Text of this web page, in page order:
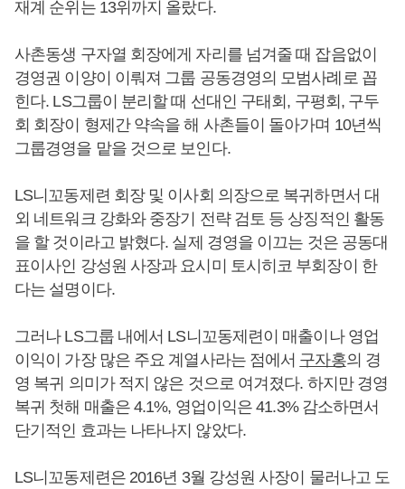
재계 순위는 13위까지 올랐다.
사촌동생 구자열 회장에게 자리를 넘겨줄 때 잡음없이
경영권 이양이 이뤄져 그룹 공동경영의 모범사례로 꼽
힌다. LS그룹이 분리할 때 선대인 구태회, 구평회, 구두
회 회장이 형제간 약속을 해 사촌들이 돌아가며 10년씩
그룹경영을 맡을 것으로 보인다.
LS니꼬동제련 회장 및 이사회 의장으로 복귀하면서 대
외 네트워크 강화와 중장기 전략 검토 등 상징적인 활동
을 할 것이라고 밝혔다. 실제 경영을 이끄는 것은 공동대
표이사인 강성원 사장과 요시미 토시히코 부회장이 한
다는 설명이다.
그러나 LS그룹 내에서 LS니꼬동제련이 매출이나 영업
이익이 가장 많은 주요 계열사라는 점에서 구자홍의 경
영 복귀 의미가 적지 않은 것으로 여겨졌다. 하지만 경영
복귀 첫해 매출은 4.1%, 영업이익은 41.3% 감소하면서
단기적인 효과는 나타나지 않았다.
LS니꼬동제련은 2016년 3월 강성원 사장이 물러나고 도